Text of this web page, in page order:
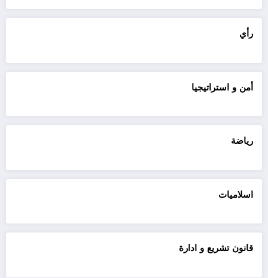
رأي
أمن و استراتيجيا
رياضة
اسلاميات
قانون تشريع و ادارة